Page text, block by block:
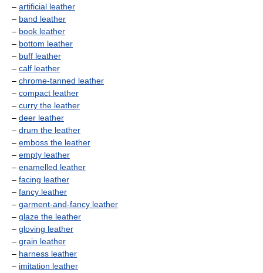
– artificial leather
– band leather
– book leather
– bottom leather
– buff leather
– calf leather
– chrome-tanned leather
– compact leather
– curry the leather
– deer leather
– drum the leather
– emboss the leather
– empty leather
– enamelled leather
– facing leather
– fancy leather
– garment-and-fancy leather
– glaze the leather
– gloving leather
– grain leather
– harness leather
– imitation leather